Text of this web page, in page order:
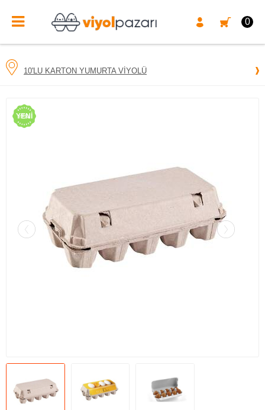
0
10'LU KARTON YUMURTA VIYOLÜ
YENI